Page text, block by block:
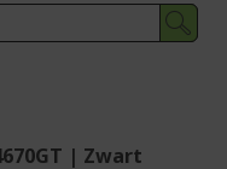
| Zwart